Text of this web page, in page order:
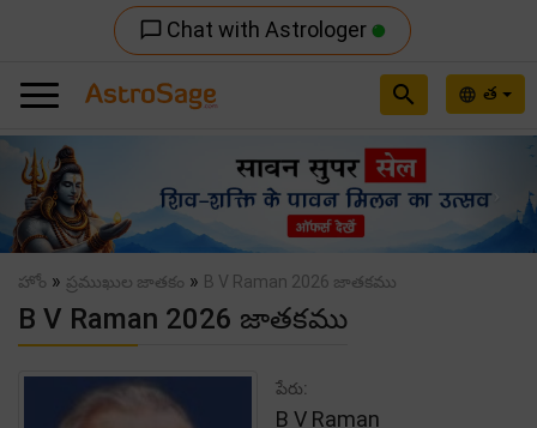
chat_bubble_outline Chat with Astrologer
language త
search
Previous
హోం » ప్రముఖుల జాతకం » B V Raman 2026 జాతకము
B V Raman 2026 జాతకము
పేరు:
B V Raman